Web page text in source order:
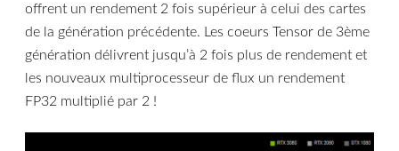
offrent un rendement 2 fois supérieur à celui des cartes
de la génération précédente. Les coeurs Tensor de 3ème
génération délivrent jusqu’à 2 fois plus de rendement et
les nouveaux multiprocesseur de flux un rendement
FP32 multiplié par 2 !